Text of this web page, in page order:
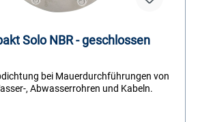
Solo NBR - geschlossen
bei Mauerdurchführungen von
, Abwasserrohren und Kabeln.